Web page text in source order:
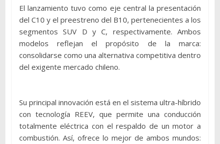
El lanzamiento tuvo como eje central la presentación
del C10 y el preestreno del B10, pertenecientes a los
segmentos SUV D y C, respectivamente. Ambos
modelos reflejan el propósito de la marca:
consolidarse como una alternativa competitiva dentro
del exigente mercado chileno.
Su principal innovación está en el sistema ultra-híbrido
con tecnología REEV, que permite una conducción
totalmente eléctrica con el respaldo de un motor a
combustión. Así, ofrece lo mejor de ambos mundos: